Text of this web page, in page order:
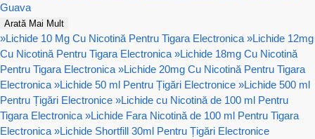
Guava
Arată Mai Mult
»Lichide 10 Mg Cu Nicotină Pentru Tigara Electronica »Lichide 12mg
Cu Nicotină Pentru Tigara Electronica »Lichide 18mg Cu Nicotină
Pentru Tigara Electronica »Lichide 20mg Cu Nicotină Pentru Tigara
Electronica »Lichide 50 ml Pentru Țigări Electronice »Lichide 500 ml
Pentru Țigări Electronice »Lichide cu Nicotină de 100 ml Pentru
Tigara Electronica »Lichide Fara Nicotină de 100 ml Pentru Tigara
Electronica »Lichide Shortfill 30ml Pentru Țigări Electronice